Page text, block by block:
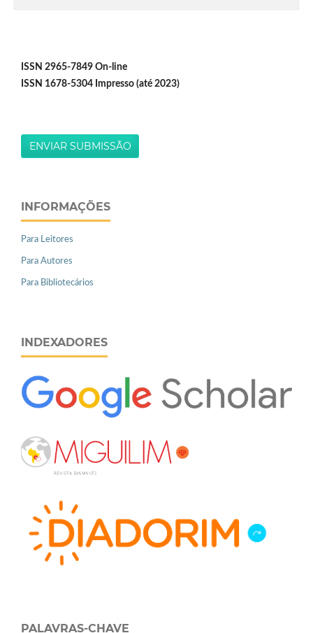
ISSN 2965-7849 On-line
ISSN 1678-5304 Impresso (até 2023)
ENVIAR SUBMISSÃO
INFORMAÇÕES
Para Leitores
Para Autores
Para Bibliotecários
INDEXADORES
PALAVRAS-CHAVE